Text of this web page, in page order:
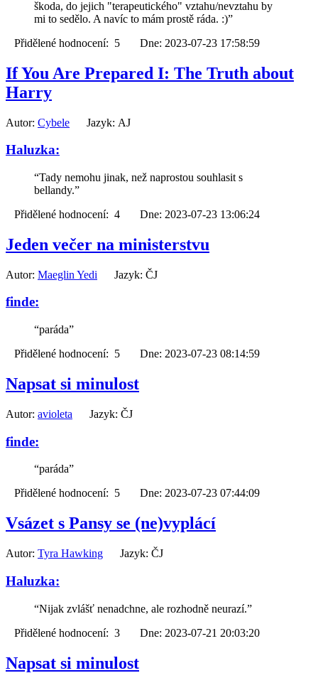
škoda, do jejich "terapeutického" vztahu/nevztahu by
mi to sedělo. A navíc to mám prostě ráda. :)”
Přidělené hodnocení: 5 Dne: 2023-07-23 17:58:59
If You Are Prepared I: The Truth about
Harry
Autor: Cybele Jazyk: AJ
Haluzka:
“Tady nemohu jinak, než naprostou souhlasit s
bellandy.”
Přidělené hodnocení: 4 Dne: 2023-07-23 13:06:24
Jeden večer na ministerstvu
Autor: Maeglin Yedi Jazyk: ČJ
finde:
“paráda”
Přidělené hodnocení: 5 Dne: 2023-07-23 08:14:59
Napsat si minulost
Autor: avioleta Jazyk: ČJ
finde:
“paráda”
Přidělené hodnocení: 5 Dne: 2023-07-23 07:44:09
Vsázet s Pansy se (ne)vyplácí
Autor: Tyra Hawking Jazyk: ČJ
Haluzka:
“Nijak zvlášť nenadchne, ale rozhodně neurazí.”
Přidělené hodnocení: 3 Dne: 2023-07-21 20:03:20
Napsat si minulost